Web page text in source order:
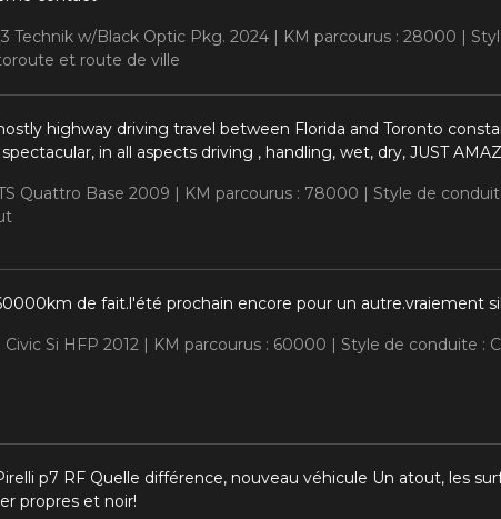
Technik w/Black Optic Pkg. 2024 | KM parcourus : 28000 |
et route de ville
highway driving travel between Florida and Toronto
in all aspects driving , handling, wet, dry, JUST
Quattro Base 2009 | KM parcourus : 78000 | Style de
de fait.l'été prochain encore pour un autre.vraiement
Si HFP 2012 | KM parcourus : 60000 | Style de conduite :
p7 RF Quelle différence, nouveau véhicule Un atout, les
propres et noir!